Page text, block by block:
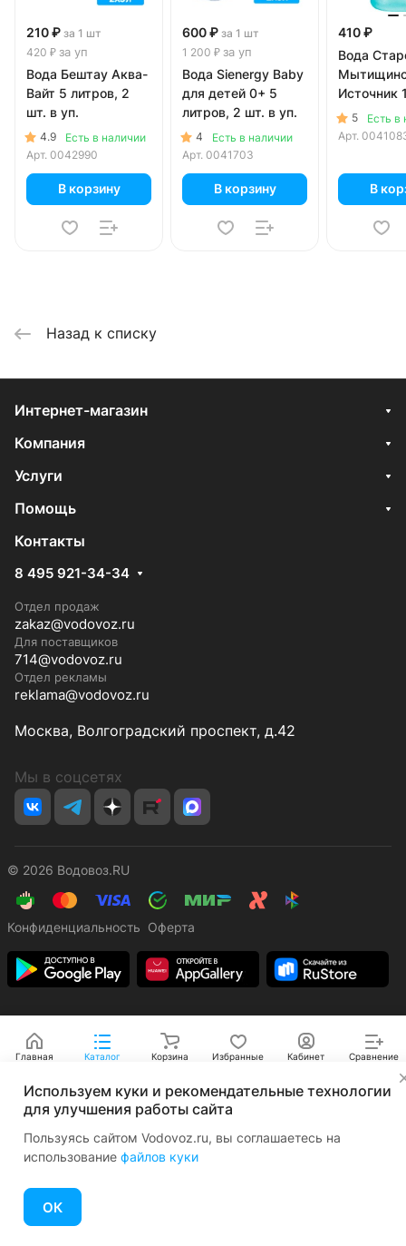
210 ₽ за 1 шт
420 ₽ за уп
Вода Бештау Аква-
Вайт 5 литров, 2
шт. в уп.
4.9
Есть в наличии
Арт. 0042990
В корзину
600 ₽ за 1 шт
1 200 ₽ за уп
Вода Sienergy Baby
для детей 0+ 5
литров, 2 шт. в уп.
4
Есть в наличии
Арт. 0041703
В корзину
410 ₽
Вода
Источник
литров
5
Есть в
Арт.
В
Назад к списку
Интернет-магазин
Компания
Услуги
Помощь
Контакты
8 495 921-34-34
Отдел продаж
zakaz@vodovoz.ru
Для поставщиков
714@vodovoz.ru
Отдел рекламы
reklama@vodovoz.ru
Москва, Волгоградский проспект, д.42
Мы в соцсетях
© 2026 Водовоз.RU
Конфиденциальность Оферта
Главная Каталог Корзина Избранные Кабинет Сравнение
Используем куки и рекомендательные технологии
для улучшения работы сайта
Пользуясь сайтом Vodovoz.ru, вы соглашаетесь на
использование файлов куки
ОК